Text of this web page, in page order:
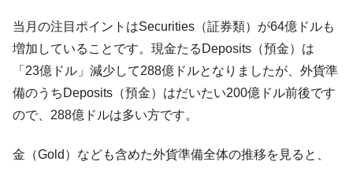
『Money1』
韓国ボンクラ政策室長･金容範、株価暴落に
他人事のような発言。
『Money1』
韓国半導体『SKハイニックス』2026年2Qの
業績「史上最高益」当期純利益は前年同期比13.4倍に。
『Money1』
韓国･加徳島新国際空港「またも暗礁」の危
当月の注目ポイントはSecurities（証券類）が64億ドルも
増加していることです。現金たるDeposits（預金）は
「23億ドル」減少して288億ドルとなりましたが、外貨準
備のうちDeposits（預金）はだいたい200億ドル前後です
ので、288億ドルは多い方です。
金（Gold）なども含めた外貨準備全体の推移を見ると、